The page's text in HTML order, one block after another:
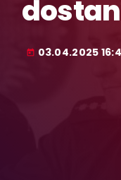
today 03.04.2025